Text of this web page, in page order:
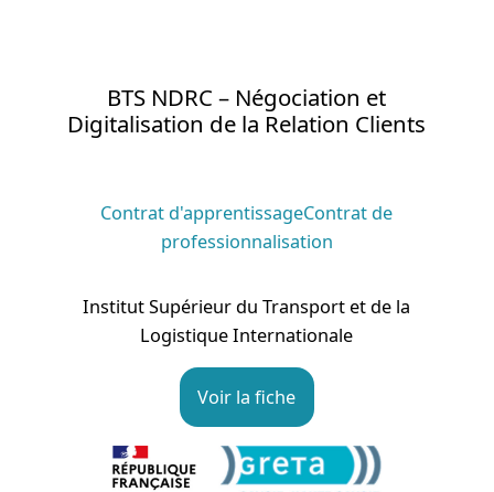
BTS NDRC – Négociation et
Digitalisation de la Relation Clients
Contrat d'apprentissageContrat de
professionnalisation
Institut Supérieur du Transport et de la
Logistique Internationale
Voir la fiche